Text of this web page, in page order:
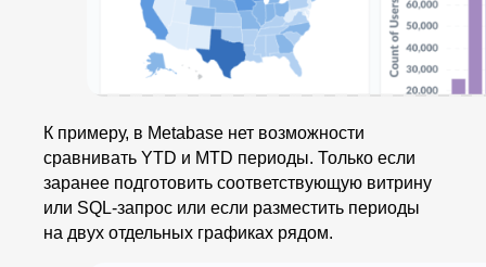
К примеру, в Metabase нет возможности
сравнивать YTD и MTD периоды. Только если
заранее подготовить соответствующую витрину
или SQL-запрос или если разместить периоды
на двух отдельных графиках рядом.